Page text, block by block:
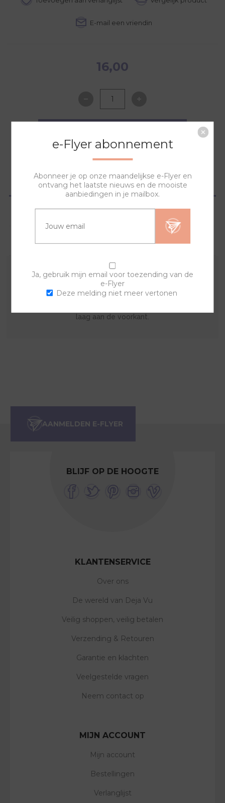
16,00
OVERZICHT
SPECIFICATIES
VRAGEN?
Met deze sierring en een van de banden kan je zelf je
eigen horloge samenstellen. De lyric sierring bestaat uit
laag aan de voorkant.
BLIJF OP DE HOOGTE
KLANTENSERVICE
Over ons
De wereld van Deja Vu
Veilig shoppen, veilig betalen
Verzending & Retouren
Garantie en klachten
Veelgestelde vragen
Neem contact op
MIJN ACCOUNT
Mijn account
Bestellingen
Verlanglijst
e-Flyer abonnement
Abonneer je op onze maandelijkse e-Flyer en
ontvang het laatste nieuws en de mooiste
aanbiedingen in je mailbox.
Ja, gebruik mijn email voor toezending van de
e-Flyer
Deze melding niet meer vertonen